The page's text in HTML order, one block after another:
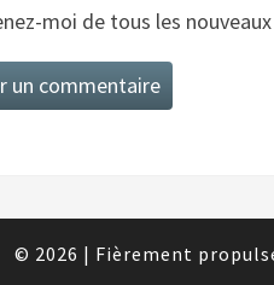
moi de tous les
© 2026 | Fièrement